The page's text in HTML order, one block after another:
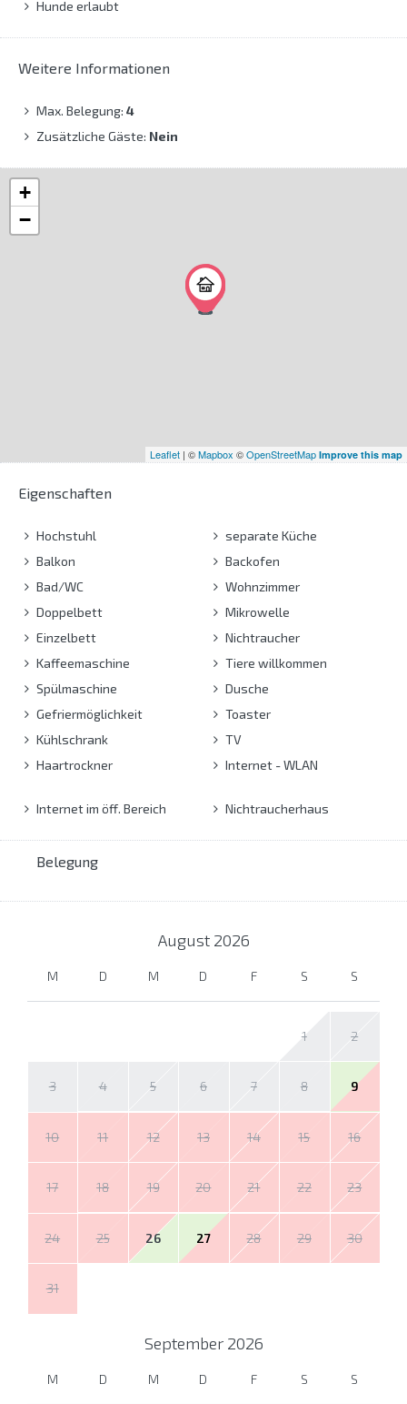
Hunde erlaubt
Weitere Informationen
Max. Belegung: 4
Zusätzliche Gäste: Nein
+
−
Leaflet | ©Mapbox ©OpenStreetMap Improve this map
Eigenschaften
Hochstuhl
Balkon
Bad/WC
Doppelbett
Einzelbett
Kaffeemaschine
Spülmaschine
Gefriermöglichkeit
Kühlschrank
Haartrockner
separate Küche
Backofen
Wohnzimmer
Mikrowelle
Nichtraucher
Tiere willkommen
Dusche
Toaster
TV
Internet - WLAN
Internet im öff. Bereich Nichtraucherhaus
Belegung
August 2026
M D M D F S S
1 2
3 4 5 6 7 8 9
10 11 12 13 14 15 16
17 18 19 20 21 22 23
24 25 26 27 28 29 30
31
September 2026
M D M D F S S